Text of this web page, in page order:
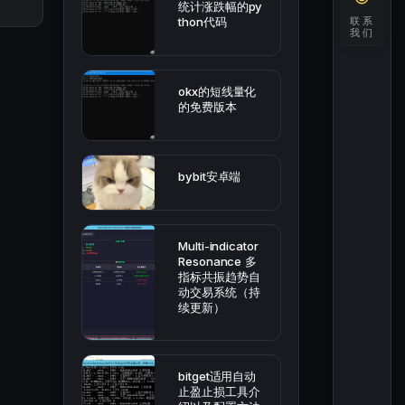
统计涨跌幅的py
thon代码
okx的短线量化
的免费版本
bybit安卓端
Multi-indicator
Resonance 多
指标共振趋势自
动交易系统（持
续更新）
bitget适用自动
止盈止损工具介
联系
我们